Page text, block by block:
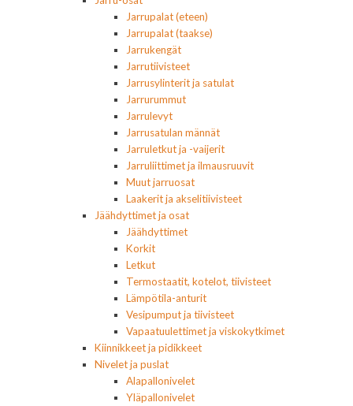
Jarrupalat (eteen)
Jarrupalat (taakse)
Jarrukengät
Jarrutiivisteet
Jarrusylinterit ja satulat
Jarrurummut
Jarrulevyt
Jarrusatulan männät
Jarruletkut ja -vaijerit
Jarruliittimet ja ilmausruuvit
Muut jarruosat
Laakerit ja akselitiivisteet
Jäähdyttimet ja osat
Jäähdyttimet
Korkit
Letkut
Termostaatit, kotelot, tiivisteet
Lämpötila-anturit
Vesipumput ja tiivisteet
Vapaatuulettimet ja viskokytkimet
Kiinnikkeet ja pidikkeet
Nivelet ja puslat
Alapallonivelet
Yläpallonivelet